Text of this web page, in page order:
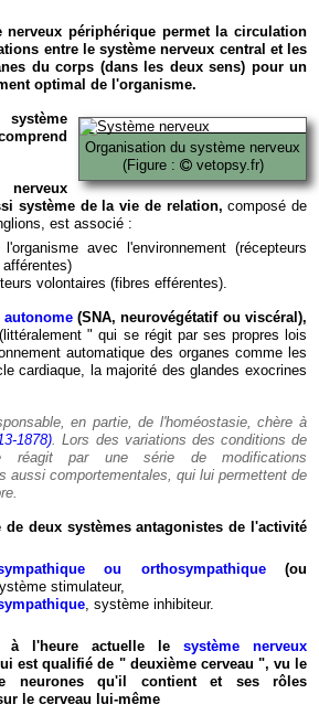
nerveux périphérique permet la circulation
entre le système nerveux central et les
du corps (dans les deux sens) pour un
optimal de l'organisme.
Organisation du système nerveux
(Figure :
vetopsy.fr)
système de la vie de relation, composé de
est associé :
avec l'environnement (récepteurs
volontaires (fibres efférentes).
autonome(SNA, neurovégétatif ou viscéral),
" qui se régit par ses propres lois
automatique des organes comme les
cardiaque, la majorité des glandes exocrines
en partie, de l'homéostasie, chère à
1878). Lors des variations des conditions de
réagit par une série de modifications
aussi comportementales, qui lui permettent de
de deux systèmes antagonistes de l'activité
ou orthosympathique(ou
stimulateur,
, système inhibiteur.
à l'heure actuelle le système nerveux
est qualifié de " deuxième cerveau ", vu le
neurones qu'il contient et ses rôles
le cerveau lui-même